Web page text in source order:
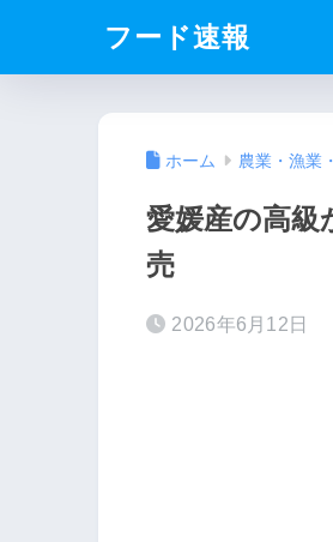
フード速報
ホーム 農業・漁業
愛媛産の高
売
2026年6月12日